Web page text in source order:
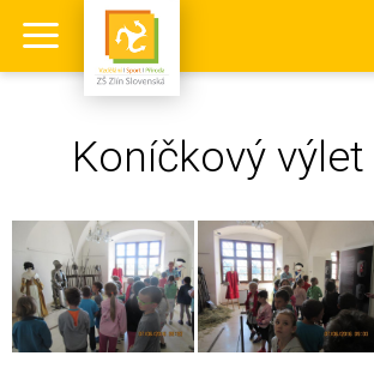
Koníčkový výlet